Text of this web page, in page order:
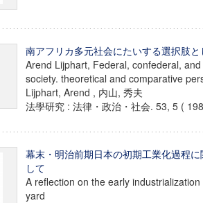
南アフリカ多元社会にたいする選択肢
Arend Lijphart, Federal, confederal,
society. theoretical and comparative
Lijphart, Arend , 内山, 秀夫
法學研究 : 法律・政治・社会. 53, 5 (
幕末・明治前期日本の初期工業化過程
して
A reflection on the early
yard